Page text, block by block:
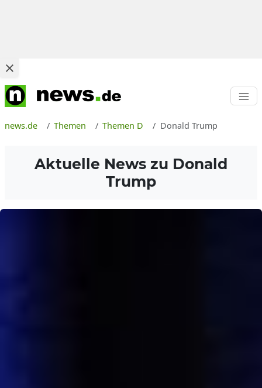
news.de Themen Themen D Donald Trump
Aktuelle News zu Donald
Trump